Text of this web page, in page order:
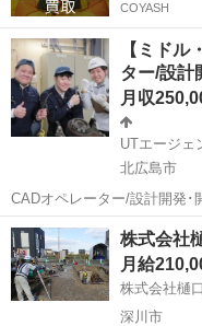
COYASH
【ミドル
ター/設計
月収
UTエージ
北広島市
CADオペレーター/設計開発･
島市(南郷18丁目駅)で日勤のお仕事 【応募先企業名】UT
株式会社 北日本第一・第二
【職種】その...
北海道 北広島市 その
株式会社
月給
株式会社樋
深川市